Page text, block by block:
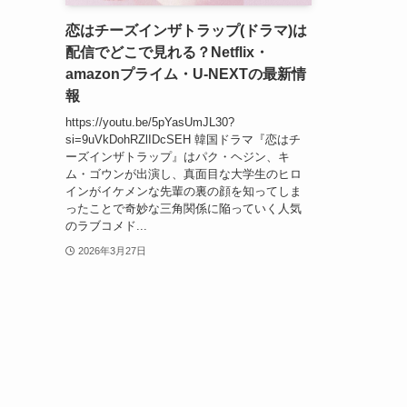
恋はチーズインザトラップ(ドラマ)は
配信でどこで見れる？Netflix・
amazonプライム・U-NEXTの最新情
報
https://youtu.be/5pYasUmJL30?
si=9uVkDohRZlIDcSEH 韓国ドラマ『恋はチ
ーズインザトラップ』はパク・ヘジン、キ
ム・ゴウンが出演し、真面目な大学生のヒロ
インがイケメンな先輩の裏の顔を知ってしま
ったことで奇妙な三角関係に陥っていく人気
のラブコメド...
2026年3月27日